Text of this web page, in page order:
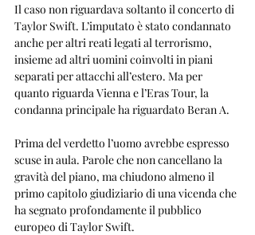
Il caso non riguardava soltanto il concerto di
Taylor Swift. L’imputato è stato condannato
anche per altri reati legati al terrorismo,
insieme ad altri uomini coinvolti in piani
separati per attacchi all’estero. Ma per
quanto riguarda Vienna e l’Eras Tour, la
condanna principale ha riguardato Beran A.
Prima del verdetto l’uomo avrebbe espresso
scuse in aula. Parole che non cancellano la
gravità del piano, ma chiudono almeno il
primo capitolo giudiziario di una vicenda che
ha segnato profondamente il pubblico
europeo di Taylor Swift.